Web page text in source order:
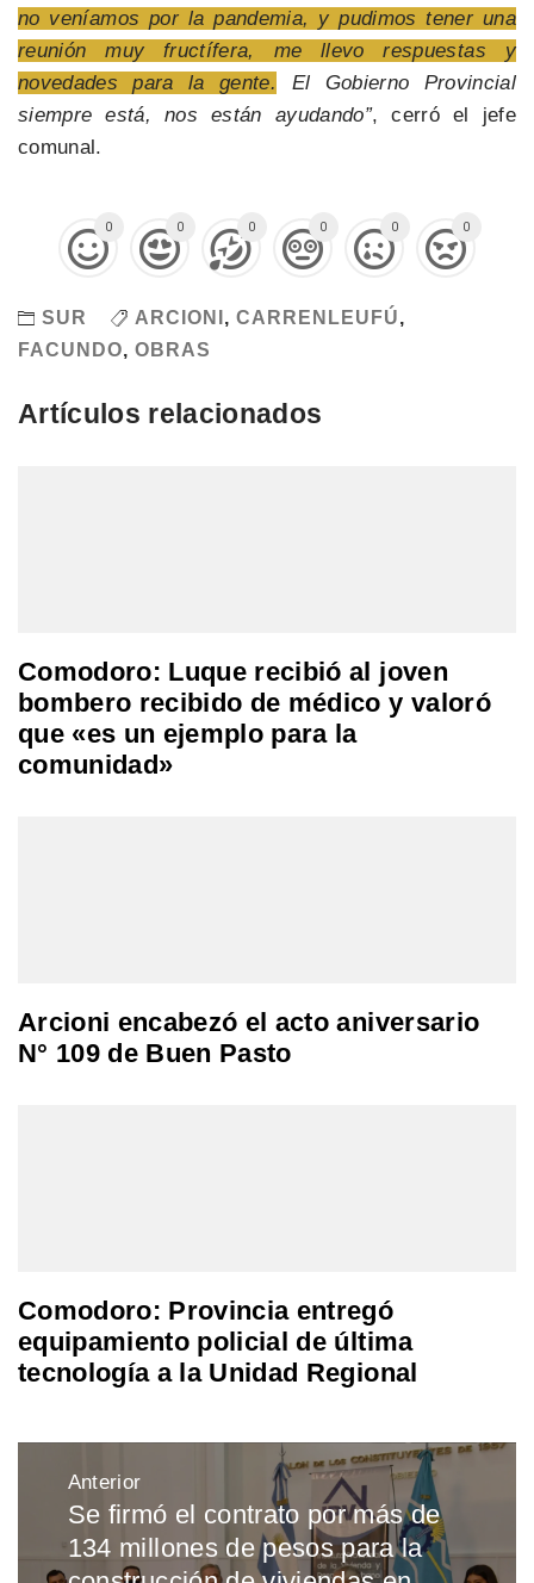
no veníamos por la pandemia, y pudimos tener una
reunión muy fructífera, me llevo respuestas y
novedades para la gente.
El Gobierno Provincial
siempre está, nos están ayudando”, cerró el jefe
comunal.
0 0 0 0 0 0
SUR ARCIONI , CARRENLEUFÚ,
FACUNDO, OBRAS
Artículos relacionados
Comodoro: Luque recibió al joven
bombero recibido de médico y valoró
que «es un ejemplo para la
comunidad»
Arcioni encabezó el acto aniversario
N° 109 de Buen Pasto
Comodoro: Provincia entregó
equipamiento policial de última
tecnología a la Unidad Regional
entradas
Anterior
Entrada
anterior:
Se firmó el contrato por más de
134 millones de pesos para la